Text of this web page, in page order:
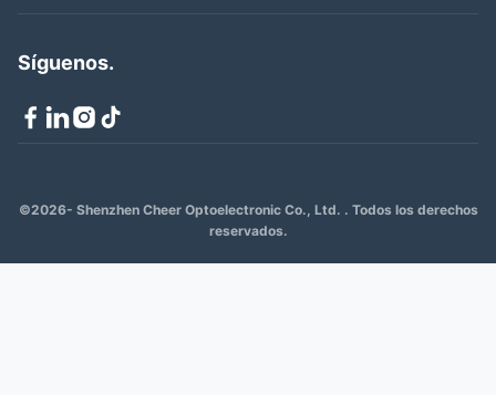
Síguenos.
©2026- Shenzhen Cheer Optoelectronic Co., Ltd. . Todos los derechos
reservados.